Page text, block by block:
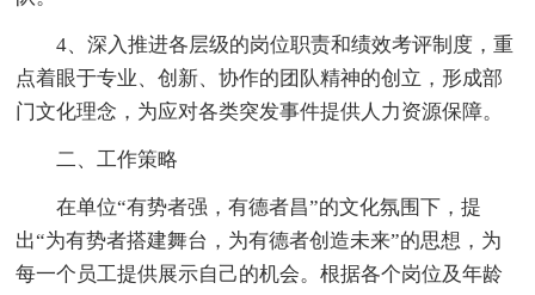
4、深入推进各层级的岗位职责和绩效考评制度，重
点着眼于专业、创新、协作的团队精神的创立，形成部
门文化理念，为应对各类突发事件提供人力资源保障。
二、工作策略
在单位“有势者强，有德者昌”的文化氛围下，提
出“为有势者搭建舞台，为有德者创造未来”的思想，为
每一个员工提供展示自己的机会。根据各个岗位及年龄